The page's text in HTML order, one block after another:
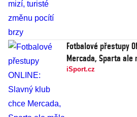
Fotbalové přestupy
Mercada, Sparta
iSport.cz